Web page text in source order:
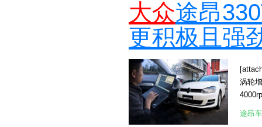
大功
台7速
全、
如下
大众途昂
更积极且强
涡轮
提，
途昂